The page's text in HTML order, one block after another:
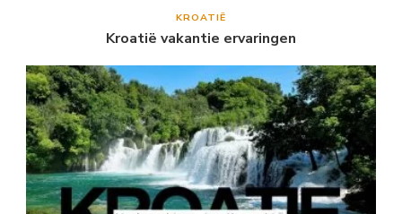
KROATIË
Kroatië vakantie ervaringen